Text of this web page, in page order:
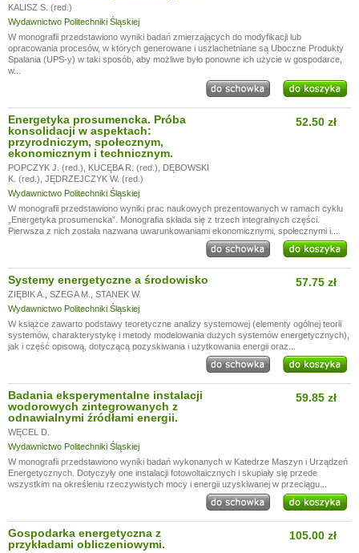
KALISZ S. (red.)
Wydawnictwo Politechniki Śląskiej
W monografii przedstawiono wyniki badań zmierzających do modyfikacji lub
opracowania procesów, w których generowane i uszlachetniane są Uboczne Produkty
Spalania (UPS-y) w taki sposób, aby możliwe było ponowne ich użycie w gospodarce,
w...
Energetyka prosumencka. Próba
konsolidacji w aspektach:
przyrodniczym, społecznym,
ekonomicznym i technicznym.
POPCZYK J. (red.) KUCĘBA R. (red.)
DĘBOWSKI
K. (red.) JĘDRZEJCZYK W. (red.)
Wydawnictwo Politechniki Śląskiej
52.50 zł
W monografii przedstawiono wyniki prac naukowych prezentowanych w ramach cyklu
„Energetyka prosumencka”. Monografia składa się z trzech integralnych części.
Pierwsza z nich została nazwana uwarunkowaniami ekonomicznymi, społecznymi i...
Systemy energetyczne a środowisko
ZIĘBIK A. SZEGA M.
STANEK W.
Wydawnictwo Politechniki Śląskiej
57.75 zł
W książce zawarto podstawy teoretyczne analizy systemowej (elementy ogólnej teorii
systemów, charakterystykę i metody modelowania dużych systemów energetycznych),
jak i część opisową, dotyczącą pozyskiwania i użytkowania energii oraz...
Badania eksperymentalne instalacji
wodorowych zintegrowanych z
odnawialnymi źródłami energii.
WĘCEL D.
Wydawnictwo Politechniki Śląskiej
59.85 zł
W monografii przedstawiono wyniki badań wykonanych w Katedrze Maszyn i Urządzeń
Energetycznych. Dotyczyły one instalacji fotowoltaicznych i skupiały się przede
wszystkim na określeniu rzeczywistych mocy i energii uzyskiwanej w przeciągu...
Gospodarka energetyczna z
przykładami obliczeniowymi.
105.00 zł